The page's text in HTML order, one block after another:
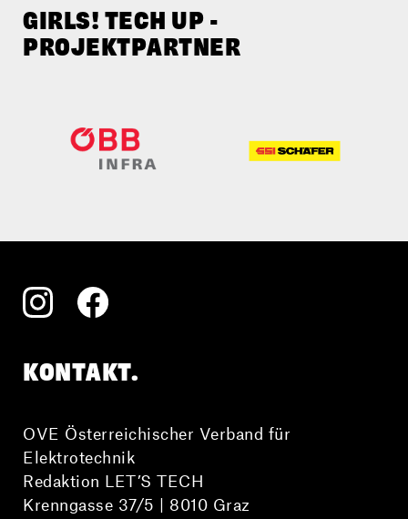
GIRLS! TECH UP -
PROJEKTPARTNER
KONTAKT.
OVE Österreichischer Verband für
Elektrotechnik
Redaktion LET’S TECH
Krenngasse 37/5 | 8010 Graz